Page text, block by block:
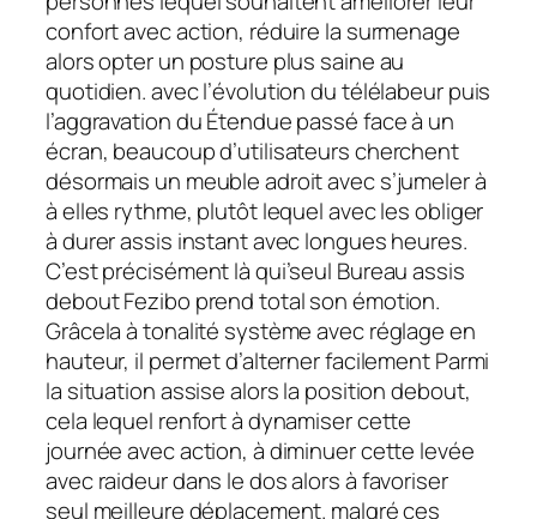
confort avec action, réduire la surmenage
alors opter un posture plus saine au
quotidien. avec l’évolution du télélabeur puis
l’aggravation du Étendue passé face à un
écran, beaucoup d’utilisateurs cherchent
désormais un meuble adroit avec s’jumeler à
à elles rythme, plutôt lequel avec les obliger
à durer assis instant avec longues heures.
C’est précisément là qui’seul Bureau assis
debout Fezibo prend total son émotion.
Grâcela à tonalité système avec réglage en
hauteur, il permet d’alterner facilement Parmi
la situation assise alors la position debout,
cela lequel renfort à dynamiser cette
journée avec action, à diminuer cette levée
avec raideur dans le dos alors à favoriser
seul meilleure déplacement. malgré ces